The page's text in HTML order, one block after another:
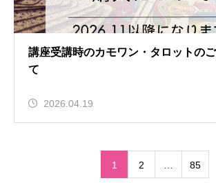
講座受講時のカモワン・タロットの
て
2026.04.19
1 2 85